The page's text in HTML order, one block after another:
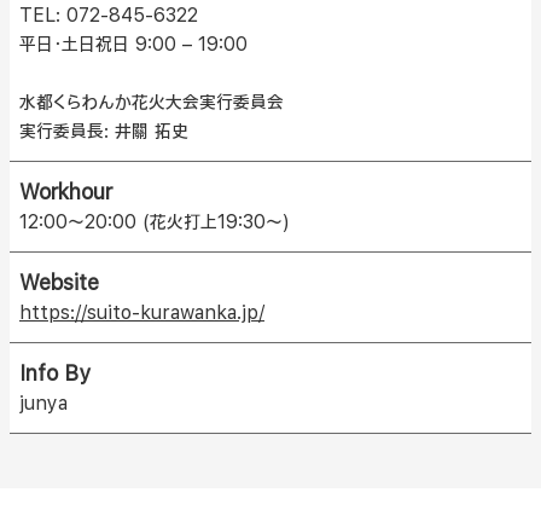
TEL: 072-845-6322
平日・土日祝日 9:00 – 19:00
水都くらわんか花火大会実行委員会
実行委員長: 井關 拓史
Workhour
12:00〜20:00 (花火打上19:30〜)
Website
https://suito-kurawanka.jp/
Info By
junya